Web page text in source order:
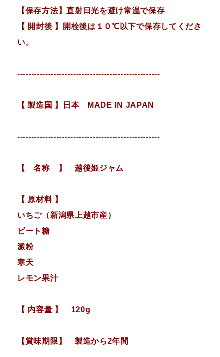
【保存方法】直射日光を避け常温で保存
【 開封後 】開栓後は１０℃以下で保存してくださ
い。
---------------------------------------------------
【 製造国 】日本 MADE IN JAPAN
---------------------------------------------------
【 名称 】 越後姫ジャム
【 原材料 】
いちご（新潟県上越市産）
ビート糖
澱粉
寒天
レモン果汁
【 内容量 】 120g
【賞味期限】 製造から2年間